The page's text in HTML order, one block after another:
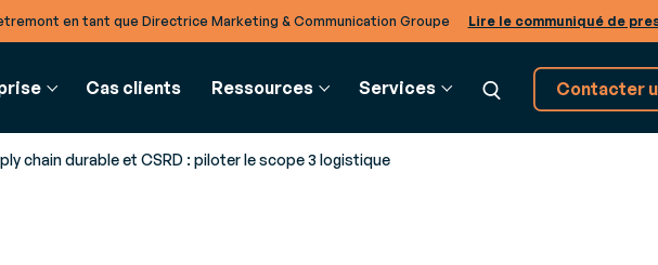
en tant que Directrice Marketing & Communication Groupe Lire le communiqué de
Cas clients Ressources Services Contacter
chain durable et CSRD : piloter le scope 3 logistique